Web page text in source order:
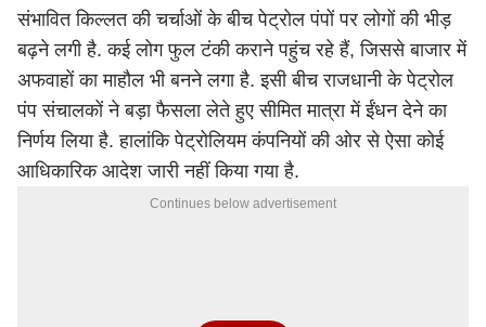
संभावित किल्लत की चर्चाओं के बीच पेट्रोल पंपों पर लोगों की भीड़
बढ़ने लगी है. कई लोग फुल टंकी कराने पहुंच रहे हैं, जिससे बाजार में
अफवाहों का माहौल भी बनने लगा है. इसी बीच राजधानी के पेट्रोल
पंप संचालकों ने बड़ा फैसला लेते हुए सीमित मात्रा में ईंधन देने का
निर्णय लिया है. हालांकि पेट्रोलियम कंपनियों की ओर से ऐसा कोई
आधिकारिक आदेश जारी नहीं किया गया है.
Continues below advertisement